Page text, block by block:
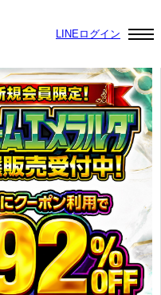
LINEログイン